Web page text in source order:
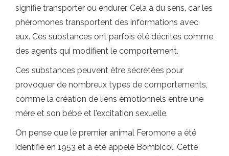
signifie transporter ou endurer. Cela a du sens, car les
phéromones transportent des informations avec
eux. Ces substances ont parfois été décrites comme
des agents qui modifient le comportement.
Ces substances peuvent être sécrétées pour
provoquer de nombreux types de comportements,
comme la création de liens émotionnels entre une
mère et son bébé et l'excitation sexuelle.
On pense que le premier animal Feromone a été
identifié en 1953 et a été appelé Bombicol. Cette